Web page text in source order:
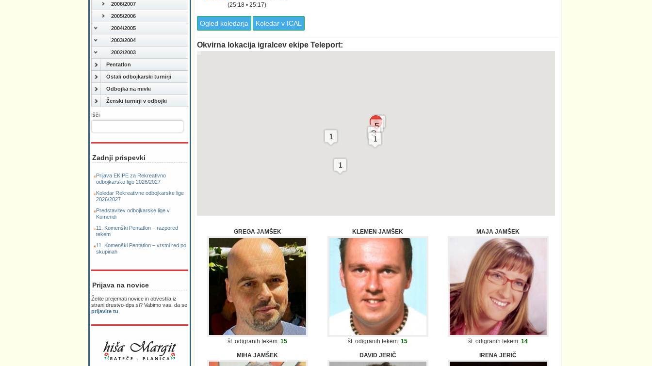
2006/2007
2005/2006
2004/2005
2003/2004
2002/2003
Pentatlon
Ostali odbojkarski turnirji
Odbojka na mivki
Ženski turnirji v odbojki
Išči
Zadnji prispevki
Prijava EKIPE za Rekreativno
odbojkarsko ligo 2026/2027
Koledar Rekreativne odbojkarske lige
2026/2027
Predstavitev odbojkarske lige v
Komendi
11. Komenški Pentatlon – razpored
tekem
11. Komenški Pentatlon – vrstni red po
skupinah
Prijava na novice
Želite prejemati novice in obvestila iz
strani drustvo-dps.si? Vabimo vas, da se
prijavite tu
(25:18 • 25:17)
Ogled koledarja Koledar v ICAL
Okvirna lokacija igralcev ekipe Teleport:
GREGA JAMŠEK
št. odigranih tekem: 15
KLEMEN JAMŠEK
št. odigranih tekem: 15
MAJA JAMŠEK
št. odigranih tekem: 14
MIHA JAMŠEK DAVID JERIČ IRENA JERIČ